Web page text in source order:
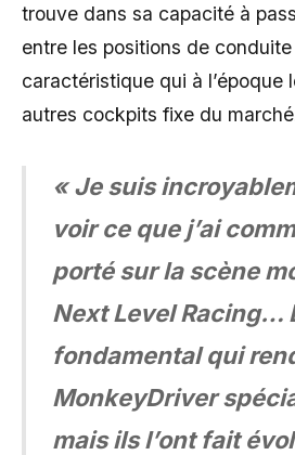
trouve dans sa capacité à
entre les positions de conduite
caractéristique qui à l’époque
autres cockpits fixe du
« Je suis
voir ce que j’ai
porté sur la scène
Next Level Racing…
fondamental qui
MonkeyDriver
mais ils l’ont fait